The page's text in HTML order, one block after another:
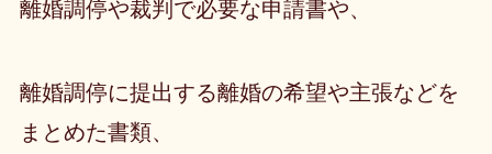
離婚調停や裁判で必要な申請書や、
離婚調停に提出する離婚の希望や主張などを
まとめた書類、